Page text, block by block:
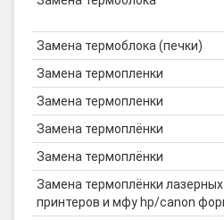
Замена термоблока (печки)
Замена термопленки
Замена термопленки
Замена термоплёнки
Замена термоплёнки
Замена термоплёнки лазерных
принтеров и мфу hp/canon